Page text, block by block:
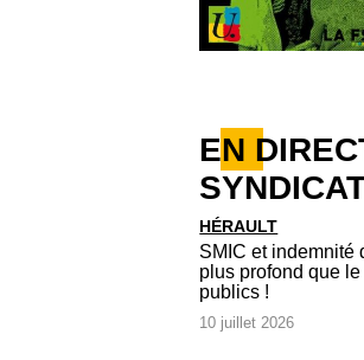
EN
HÉRAULT
SMIC et indemnité
plus profond que
publics !
10 juillet 2026